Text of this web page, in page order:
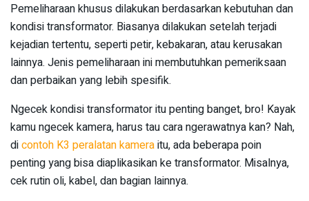
Pemeliharaan khusus dilakukan berdasarkan kebutuhan dan
kondisi transformator. Biasanya dilakukan setelah terjadi
kejadian tertentu, seperti petir, kebakaran, atau kerusakan
lainnya. Jenis pemeliharaan ini membutuhkan pemeriksaan
dan perbaikan yang lebih spesifik.
Ngecek kondisi transformator itu penting banget, bro! Kayak
kamu ngecek kamera, harus tau cara ngerawatnya kan? Nah,
dicontoh K3 peralatan kameraitu, ada beberapa poin
penting yang bisa diaplikasikan ke transformator. Misalnya,
cek rutin oli, kabel, dan bagian lainnya.